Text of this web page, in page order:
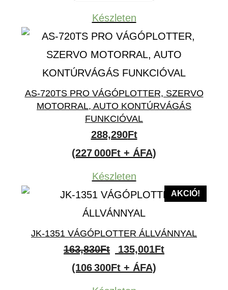
Készleten
AS-720TS PRO VÁGÓPLOTTER, SZERVO
MOTORRAL, AUTO KONTÚRVÁGÁS
FUNKCIÓVAL
288,290Ft
(227 000Ft + ÁFA)
Készleten
AKCIÓ!
JK-1351 VÁGÓPLOTTER ÁLLVÁNNYAL
163,830Ft
Original
price
was:
135,001FtCurrent
(106 300Ft + ÁFA)